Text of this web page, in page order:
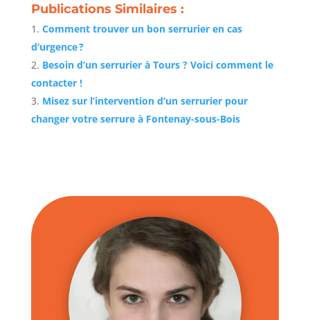
Publications Similaires :
Comment trouver un bon serrurier en cas
d’urgence ?
Besoin d’un serrurier à Tours ? Voici comment le
contacter !
Misez sur l’intervention d’un serrurier pour
changer votre serrure à Fontenay-sous-Bois